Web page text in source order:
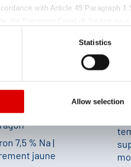
with Article 49 Paragraph
the possibility of legal
declaration and the
Statistics
Allow selection
|
7,5 % Na |
jaune
à